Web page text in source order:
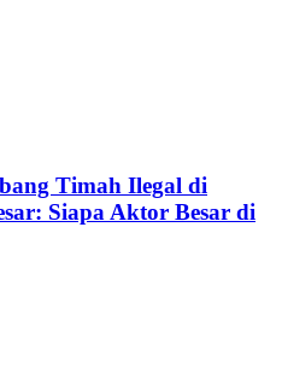
Timah Ilegal di
Siapa Aktor Besar di